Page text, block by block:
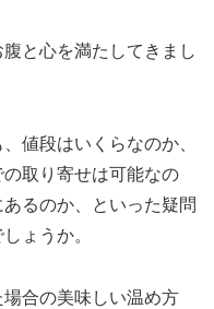
と心を満たしてきまし
値段はいくらなのか、
取り寄せは可能なの
るのか、といった疑問
ょうか。
合の美味しい温め方